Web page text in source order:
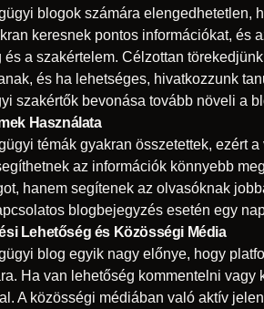
blogok számára elengedhetetlen,
keresnek pontos információkat, és
és a szakértelem. Célzottan
és ha lehetséges, hivatkozzunk
szakértők bevonása tovább növeli a
Használata
témák gyakran összetettek, ezért
az információk könnyebb
hanem segítenek az olvasóknak
blogbejegyzés esetén egy
Lehetőség és Közösségi Média
blog egyik nagy előnye, hogy
Ha van lehetőség kommentelni
A közösségi médiában való aktív